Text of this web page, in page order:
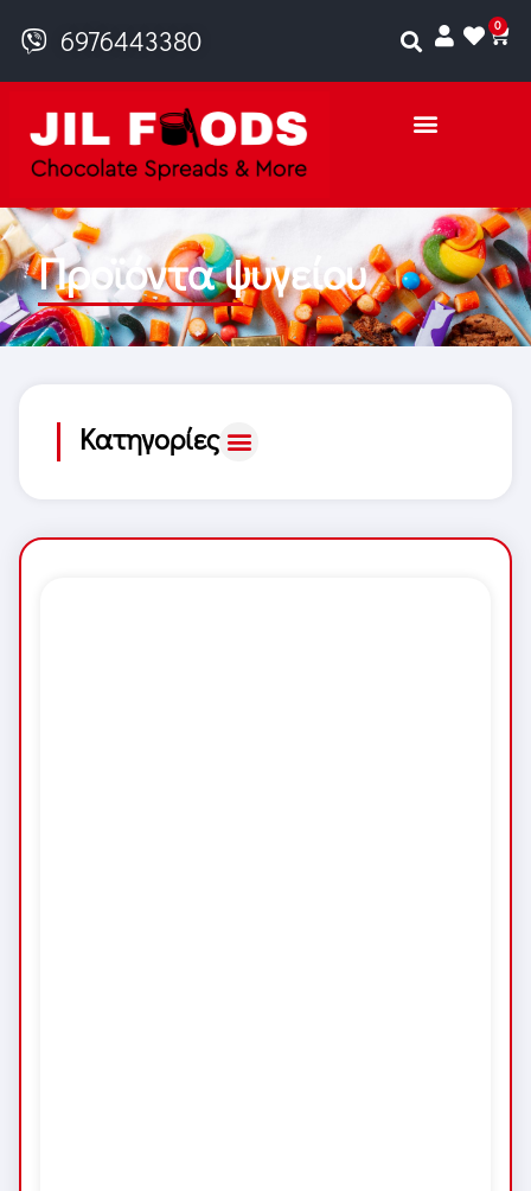
6976443380 0
Προϊόντα ψυγείου
Κατηγορίες